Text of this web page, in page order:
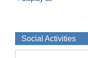
Social Activities